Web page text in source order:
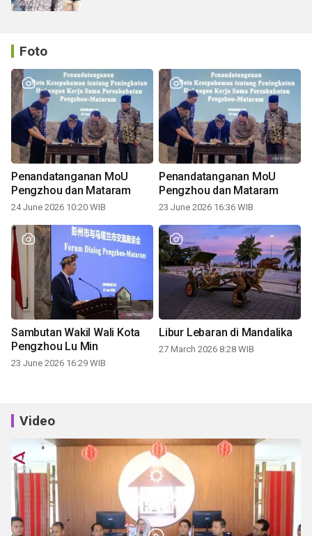
Foto
Penandatanganan MoU
Pengzhou dan Mataram
24 June 2026 10:20 WIB
Penandatanganan MoU
Pengzhou dan Mataram
23 June 2026 16:36 WIB
Sambutan Wakil Wali Kota
Pengzhou Lu Min
23 June 2026 16:29 WIB
Libur Lebaran di Mandalika
27 March 2026 8:28 WIB
Video